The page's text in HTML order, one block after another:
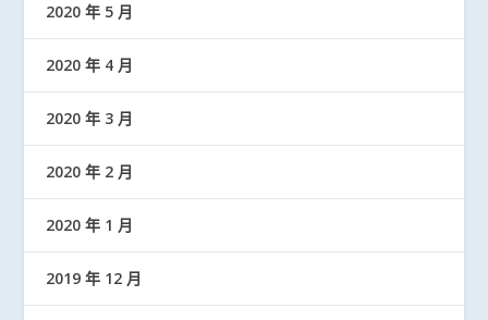
2020 年 5 月
2020 年 4 月
2020 年 3 月
2020 年 2 月
2020 年 1 月
2019 年 12 月